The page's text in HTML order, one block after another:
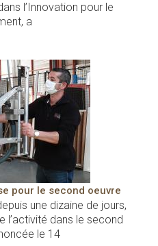
l’Innovation pour le
a
pour le second oeuvre
une dizaine de jours,
l’activité dans le second
le 14